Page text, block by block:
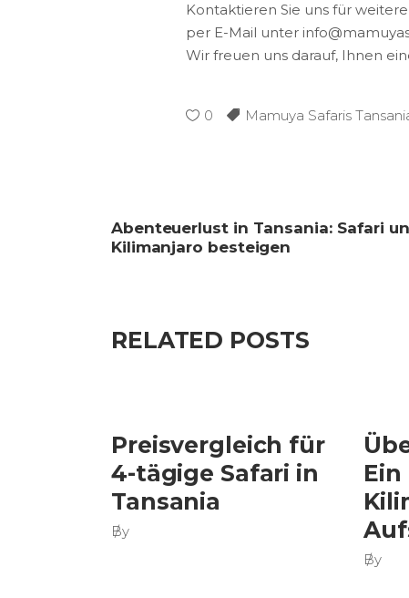
Kontaktieren Sie uns für
per E-Mail unter
Wir freuen uns darauf, Ihnen
0 Mamuya Safaris
Abenteuerlust in Tansania: Safari
Kilimanjaro besteigen
RELATED POSTS
Preisvergleich für
4-tägige Safari in
Tansania
By
By